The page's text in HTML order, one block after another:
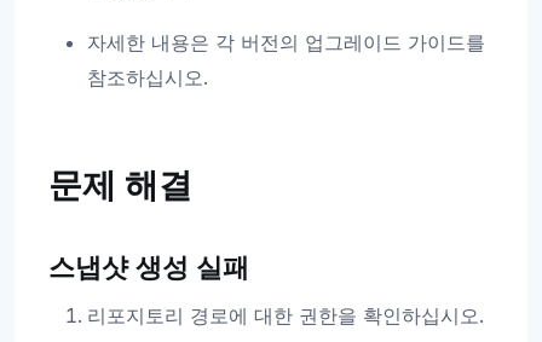
자세한 내용은 각 버전의 업그레이드 가이드를
참조하십시오.
문제 해결
스냅샷 생성 실패
리포지토리 경로에 대한 권한을 확인하십시오.